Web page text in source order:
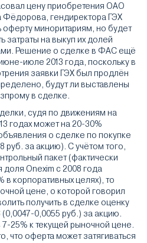
цену приобретения ОАО
гендиректора ГЭХ
оферту миноритариям, но будет
затраты на выкуп их долей
Решение о сделке в ФАС ещё
июле 2013 года, поскольку в
заявки ГЭХ был продлён
будут ли выставлены
в сделке.
судя по движениям на
годах может на 20-30%
о сделке по покупке
руб. за акцию). С учётом того,
пакет (фактически
доля Onexim с 2008 года
в корпоративных целях), то
цене, о которой говорил
получить в сделке оценку
0,0055 руб.) за акцию.
7-25% к текущей рыночной цене.
что оферта может затягиваться